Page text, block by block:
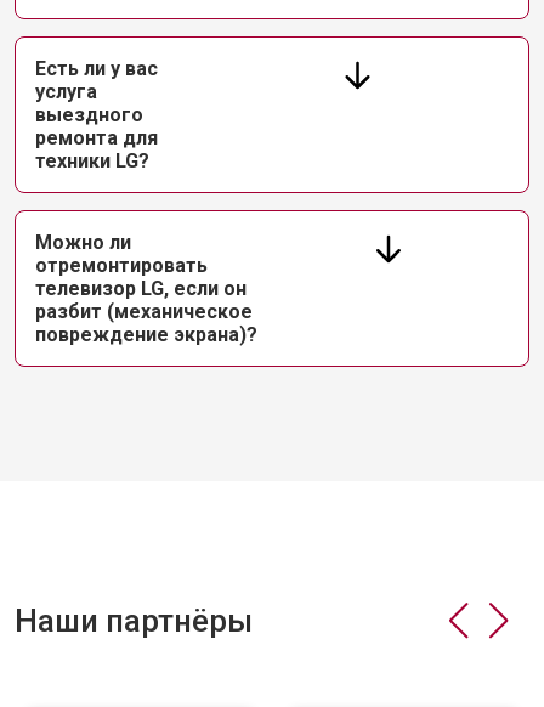
Есть ли у вас
услуга
выездного
ремонта для
техники LG?
Можно ли
отремонтировать
телевизор LG, если он
разбит (механическое
повреждение экрана)?
Наши партнёры